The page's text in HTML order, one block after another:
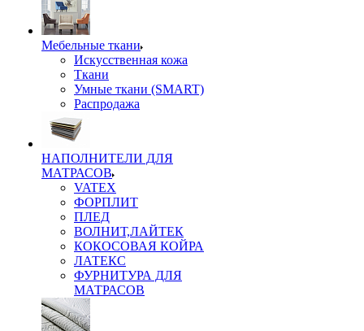
Мебельные ткани
Искусственная кожа
Ткани
Умные ткани (SMART)
Распродажа
НАПОЛНИТЕЛИ ДЛЯ
МАТРАСОВ
VATEX
ФОРПЛИТ
ПЛЕД
ВОЛНИТ,ЛАЙТЕК
КОКОСОВАЯ КОЙРА
ЛАТЕКС
ФУРНИТУРА ДЛЯ
МАТРАСОВ